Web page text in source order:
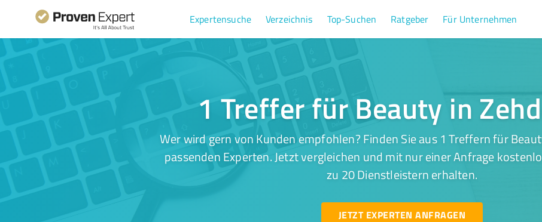
Expertensuche Verzeichnis Top-Suchen Ratgeber Für Unternehmen
1 Treffer für Beauty in
Wer wird gern von Kunden empfohlen? Finden Sie aus 1 Treffern für
passenden Experten. Jetzt vergleichen und mit nur einer Anfrage
zu 20 Dienstleistern erhalten.
JETZT EXPERTEN ANFRAGEN